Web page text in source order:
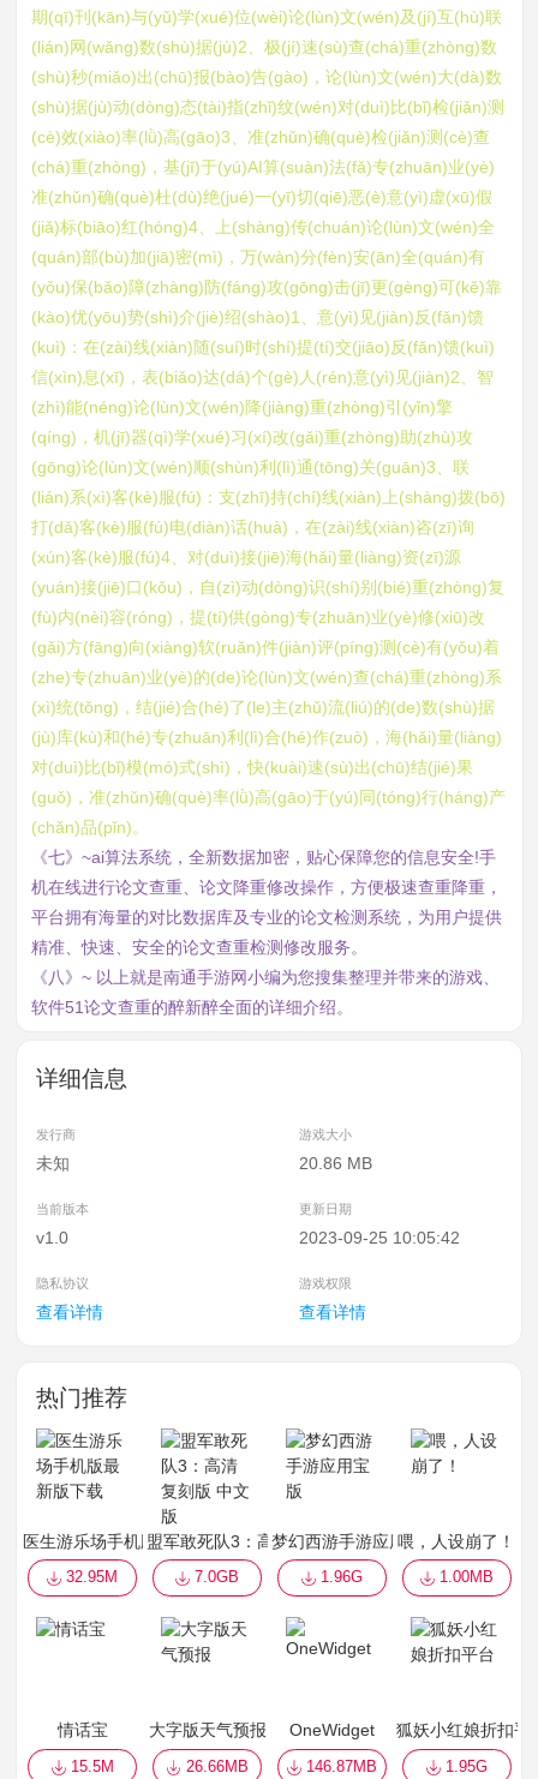
期(qī)刊(kān)与(yǔ)学(xué)位(wèi)论(lùn)文(wén)及(jí)互(hù)联
(lián)网(wǎng)数(shù)据(jù)2、极(jí)速(sù)查(chá)重(zhòng)数
(shù)秒(miǎo)出(chū)报(bào)告(gào)，论(lùn)文(wén)大(dà)数
(shù)据(jù)动(dòng)态(tài)指(zhǐ)纹(wén)对(duì)比(bǐ)检(jiǎn)测
(cè)效(xiào)率(lǜ)高(gāo)3、准(zhǔn)确(què)检(jiǎn)测(cè)查
(chá)重(zhòng)，基(jī)于(yú)AI算(suàn)法(fǎ)专(zhuān)业(yè)
准(zhǔn)确(què)杜(dù)绝(jué)一(yī)切(qiē)恶(è)意(yì)虚(xū)假
(jiǎ)标(biāo)红(hóng)4、上(shàng)传(chuán)论(lùn)文(wén)全
(quán)部(bù)加(jiā)密(mì)，万(wàn)分(fèn)安(ān)全(quán)有
(yǒu)保(bǎo)障(zhàng)防(fáng)攻(gōng)击(jī)更(gèng)可(kě)靠
(kào)优(yōu)势(shì)介(jiè)绍(shào)1、意(yì)见(jiàn)反(fǎn)馈
(kuì)：在(zài)线(xiàn)随(suí)时(shí)提(tí)交(jiāo)反(fǎn)馈(kuì)
信(xìn)息(xī)，表(biǎo)达(dá)个(gè)人(rén)意(yì)见(jiàn)2、智
(zhì)能(néng)论(lùn)文(wén)降(jiàng)重(zhòng)引(yǐn)擎
(qíng)，机(jī)器(qì)学(xué)习(xí)改(gǎi)重(zhòng)助(zhù)攻
(gōng)论(lùn)文(wén)顺(shùn)利(lì)通(tōng)关(guān)3、联
(lián)系(xì)客(kè)服(fú)：支(zhī)持(chí)线(xiàn)上(shàng)拨(bō)
打(dǎ)客(kè)服(fú)电(diàn)话(huà)，在(zài)线(xiàn)咨(zī)询
(xún)客(kè)服(fú)4、对(duì)接(jiē)海(hǎi)量(liàng)资(zī)源
(yuán)接(jiē)口(kǒu)，自(zì)动(dòng)识(shí)别(bié)重(zhòng)复
(fù)内(nèi)容(róng)，提(tí)供(gòng)专(zhuān)业(yè)修(xiū)改
(gǎi)方(fāng)向(xiàng)软(ruǎn)件(jiàn)评(píng)测(cè)有(yǒu)着
(zhe)专(zhuān)业(yè)的(de)论(lùn)文(wén)查(chá)重(zhòng)系
(xì)统(tǒng)，结(jié)合(hé)了(le)主(zhǔ)流(liú)的(de)数(shù)据
(jù)库(kù)和(hé)专(zhuān)利(lì)合(hé)作(zuò)，海(hǎi)量(liàng)
对(duì)比(bǐ)模(mó)式(shì)，快(kuài)速(sù)出(chū)结(jié)果
(guǒ)，准(zhǔn)确(què)率(lǜ)高(gāo)于(yú)同(tóng)行(háng)产
(chǎn)品(pǐn)。
《七》~ai算法系统，全新数据加密，贴心保障您的信息安全!手
机在线进行论文查重、论文降重修改操作，方便极速查重降重，
平台拥有海量的对比数据库及专业的论文检测系统，为用户提供
精准、快速、安全的论文查重检测修改服务。
《八》~ 以上就是南通手游网小编为您搜集整理并带来的游戏、
软件51论文查重的醉新醉全面的详细介绍。
详细信息
发行商 游戏大小
未知 20.86 MB
当前版本 更新日期
v1.0 2023-09-25 10:05:42
隐私协议 游戏权限
查看详情 查看详情
热门推荐
医生游乐场手机版最新版下载
32.95M
盟军敢死队3：高清复刻版 中文版
7.0GB
梦幻西游手游应用宝版
1.96G
喂，人设崩了！
1.00MB
情话宝
15.5M
大字版天气预报
26.66MB
OneWidget
146.87MB
狐妖小红娘折扣平
1.95G